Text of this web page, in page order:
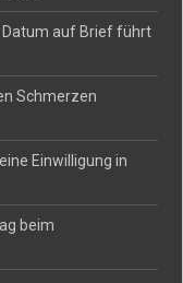
Datum auf Brief führt
Schmerzen
Einwilligung in
beim